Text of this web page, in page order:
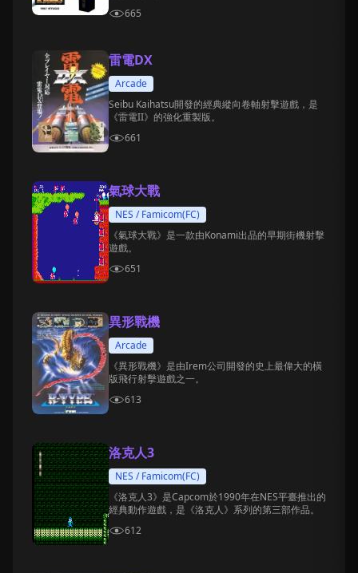
665
雷電DX
Arcade
Seibu Kaihatsu開發的經典縱向卷軸射擊遊戲，是
《雷電II》的強化重製版。
661
氣球大戰
NES / Famicom(FC)
《氣球大戰》是一款由Konami出品的早期街機射擊
遊戲。
651
異形戰機
Arcade
《異形戰機》是由Irem公司開發的史上最偉大的橫
版飛行射擊遊戲之一。
613
洛克人3
NES / Famicom(FC)
《洛克人3》是Capcom於1990年在NES平臺推出的
經典動作遊戲，是《洛克人》系列的第三部作品。
612